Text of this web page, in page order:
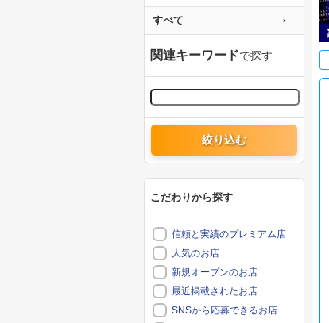
すべて
関連キーワードで探す
絞り込む
こだわりから探す
信頼と実績のプレミアム店
人気のお店
新規オープンのお店
最近掲載されたお店
SNSから応募できるお店